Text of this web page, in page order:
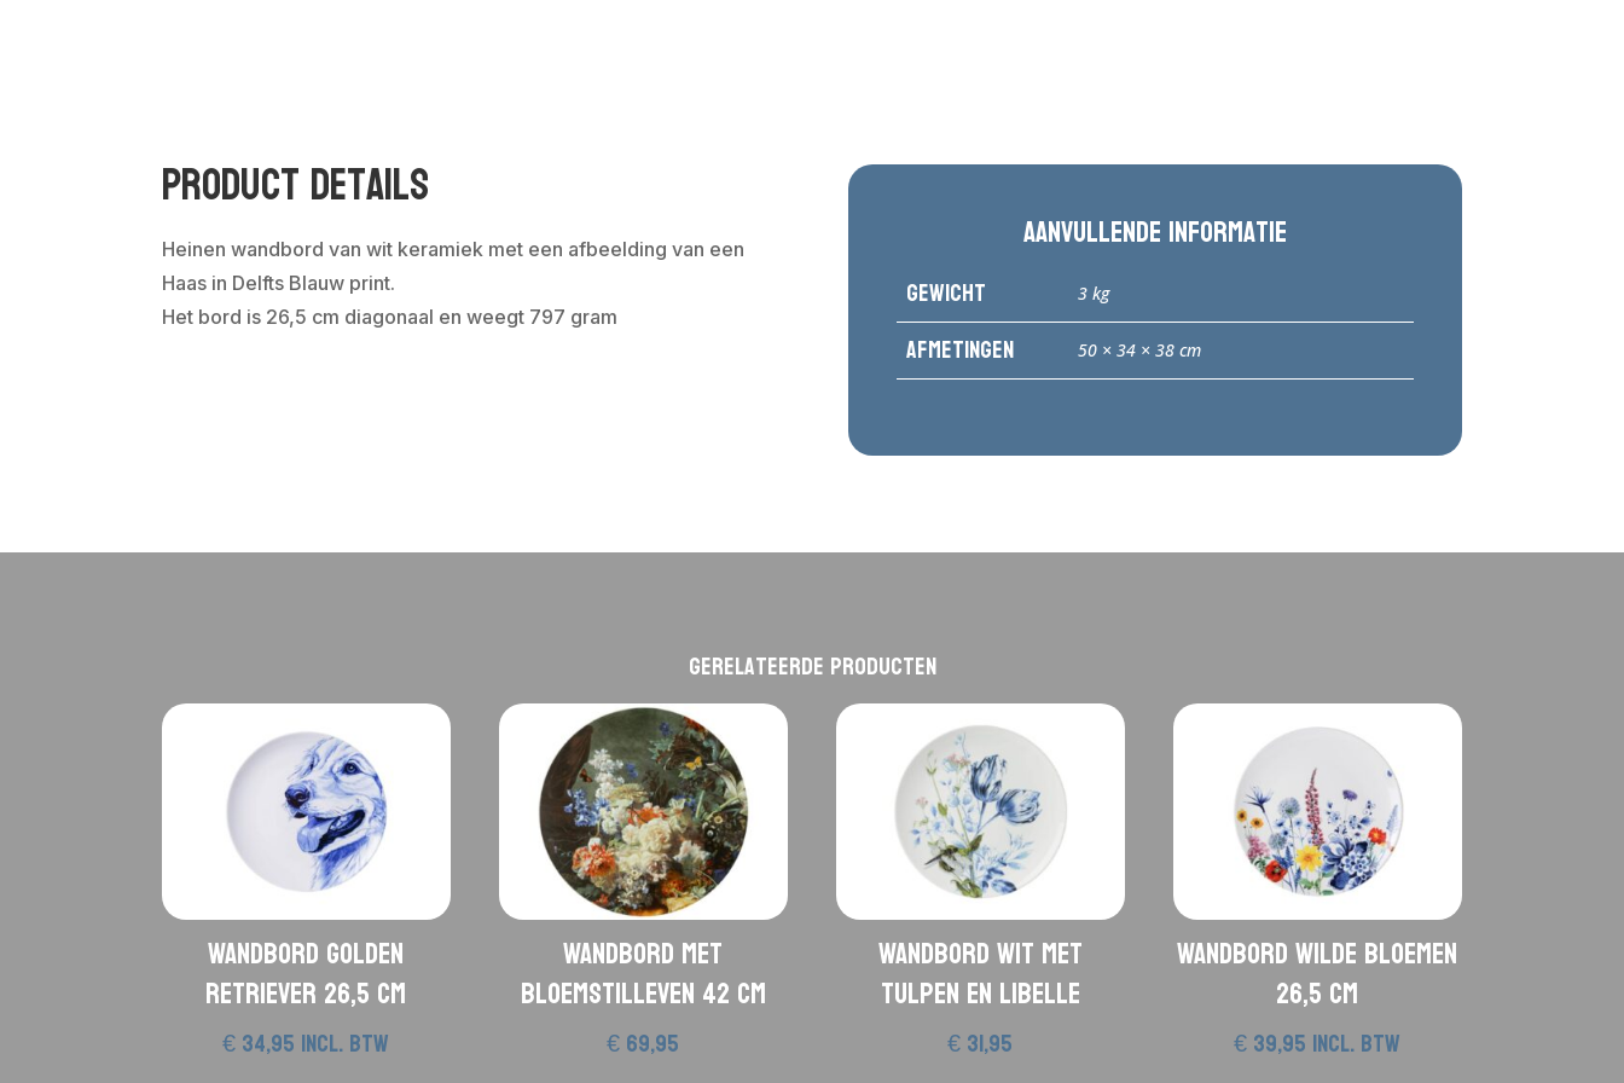
Product Details
Heinen wandbord van wit keramiek met een afbeelding van een
Haas in Delfts Blauw print.
Het bord is 26,5 cm diagonaal en weegt 797 gram
Aanvullende informatie
Gewicht 3 kg
Afmetingen 50 × 34 × 38 cm
Gerelateerde producten
Wandbord Golden
Retriever 26,5 cm
€34,95incl. btw
Wandbord met
bloemstilleven 42 cm
€69,95
Wandbord wit met
tulpen en Libelle
€31,95
Wandbord Wilde Bloemen
26,5 cm
€39,95incl. btw